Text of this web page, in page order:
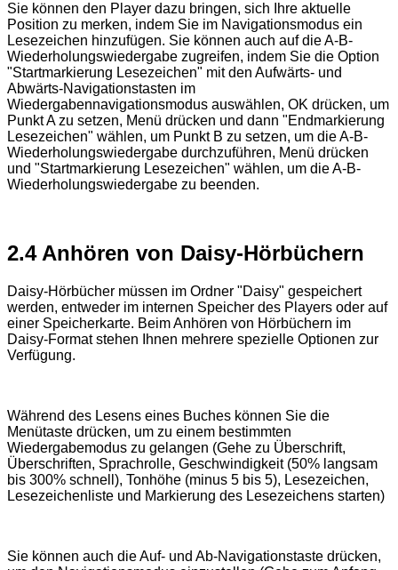
Sie können den Player dazu bringen, sich Ihre aktuelle
Position zu merken, indem Sie im Navigationsmodus ein
Lesezeichen hinzufügen. Sie können auch auf die A-B-
Wiederholungswiedergabe zugreifen, indem Sie die Option
"Startmarkierung Lesezeichen" mit den Aufwärts- und
Abwärts-Navigationstasten im
Wiedergabennavigationsmodus auswählen, OK drücken, um
Punkt A zu setzen, Menü drücken und dann "Endmarkierung
Lesezeichen" wählen, um Punkt B zu setzen, um die A-B-
Wiederholungswiedergabe durchzuführen, Menü drücken
und "Startmarkierung Lesezeichen" wählen, um die A-B-
Wiederholungswiedergabe zu beenden.
2.4 Anhören von Daisy-Hörbüchern
Daisy-Hörbücher müssen im Ordner "Daisy" gespeichert
werden, entweder im internen Speicher des Players oder auf
einer Speicherkarte. Beim Anhören von Hörbüchern im
Daisy-Format stehen Ihnen mehrere spezielle Optionen zur
Verfügung.
Während des Lesens eines Buches können Sie die
Menütaste drücken, um zu einem bestimmten
Wiedergabemodus zu gelangen (Gehe zu Überschrift,
Überschriften, Sprachrolle, Geschwindigkeit (50% langsam
bis 300% schnell), Tonhöhe (minus 5 bis 5), Lesezeichen,
Lesezeichenliste und Markierung des Lesezeichens starten)
Sie können auch die Auf- und Ab-Navigationstaste drücken,